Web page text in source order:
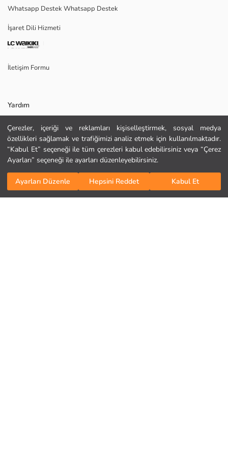
Çerezler, içeriği ve reklamları kişiselleştirmek, sosyal medya
özellikleri sağlamak ve trafiğimizi analiz etmek için kullanılmaktadır.
“Kabul Et” seçeneği ile tüm çerezleri kabul edebilirsiniz veya “Çerez
Ayarları” seçeneği ile ayarları düzenleyebilirsiniz.
Ayarları Düzenle Hepsini Reddet Kabul Et
Sepete Ekle
Ana Kumaş:
Satıcı:
Marka:
Cinsiyet:
Kumaş:
KURU TEMİZLEME YAPILAMAZ
DÜŞÜK SICAKLIKTA ÜTÜLEYİNİZ
TAMBURLU KURUTMA YAPMAYINIZ
Whatsapp Destek Whatsapp Destek
İşaret Dili Hizmeti
İletişim Formu
Yardım
Sıkça Sorulan Sorular
İade
Hediye Kartı Satın Al
Bizi Takip Edin